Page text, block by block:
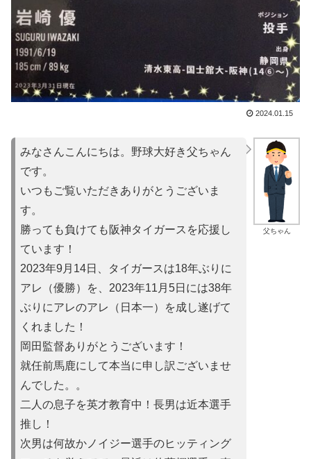
2024.01.15
父ちゃん
みなさんこんにちは。野球大好き父ちゃん
です。
いつもご覧いただきありがとうございま
す。
勝っても負けても阪神タイガースを応援し
ています！
2023年9月14日、タイガースは18年ぶりに
アレ（優勝）を 、2023年11月5日には38年
ぶりにアレのアレ（日本一）を成し遂げて
くれました！
岡田監督ありがとうございます！
就任前馬鹿にして本当に申し訳ございませ
んでした。。
二人の息子を英才教育中！長男は近本選手
推し！
次男は何故かノイ ジー選手のヒッティング